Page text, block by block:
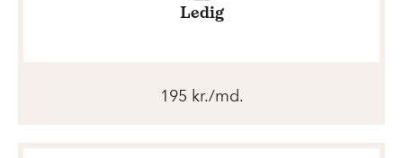
Ledig
195 kr./md.